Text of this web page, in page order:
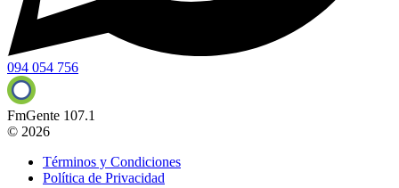
094 054 756
FmGente 107.1
© 2026
Términos y Condiciones
Política de Privacidad